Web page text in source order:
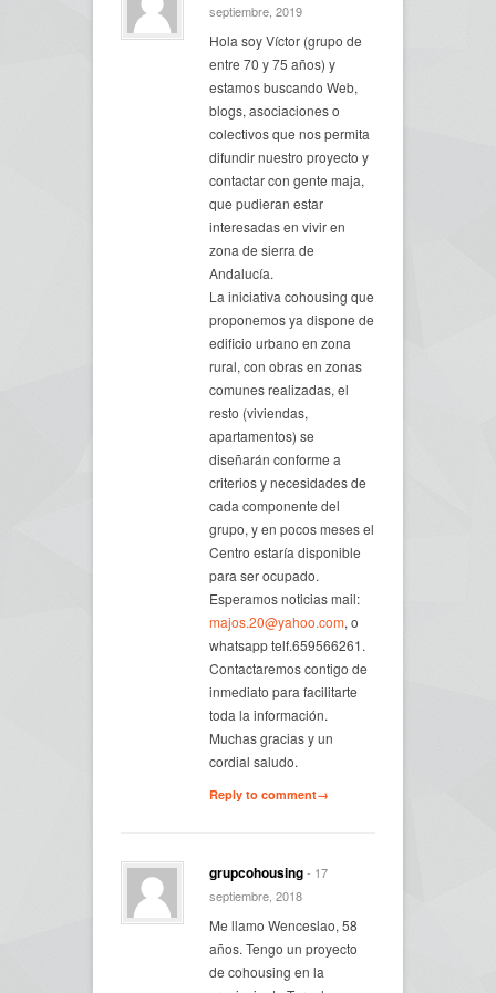
septiembre, 2019
Hola soy Víctor (grupo de
entre 70 y 75 años) y
estamos buscando Web,
blogs, asociaciones o
colectivos que nos permita
difundir nuestro proyecto y
contactar con gente maja,
que pudieran estar
interesadas en vivir en
zona de sierra de
Andalucía.
La iniciativa cohousing que
proponemos ya dispone de
edificio urbano en zona
rural, con obras en zonas
comunes realizadas, el
resto (viviendas,
apartamentos) se
diseñarán conforme a
criterios y necesidades de
cada componente del
grupo, y en pocos meses el
Centro estaría disponible
para ser ocupado.
Esperamos noticias mail:
majos.20@yahoo.com, o
whatsapp telf.659566261.
Contactaremos contigo de
inmediato para facilitarte
toda la información.
Muchas gracias y un
cordial saludo.
Reply to comment→
grupcohousing- 17
septiembre, 2018
Me llamo Wenceslao, 58
años. Tengo un proyecto
de cohousing en la